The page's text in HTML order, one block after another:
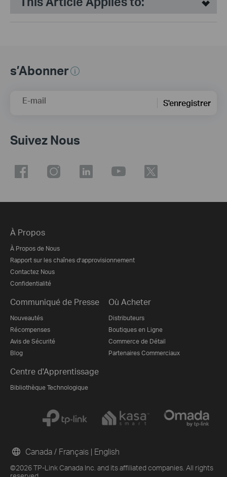
s’Abonner
E-mail S'enregistrer
Suivez Nous
À Propos
À Propos de Nous
Rapport sur les chaînes d’approvisionnement
Contactez Nous
Confidentialité
Communiqué de Presse
Nouveautés
Récompenses
Avis de Sécurité
Blog
Où Acheter
Distributeurs
Boutiques en Ligne
Commerce de Détail
Partenaires Commerciaux
Centre d'Apprentissage
Bibliothèque Technologique
©2026 TP-Link Canada Inc. and its affiliated companies. All rights
Canada / Français | English